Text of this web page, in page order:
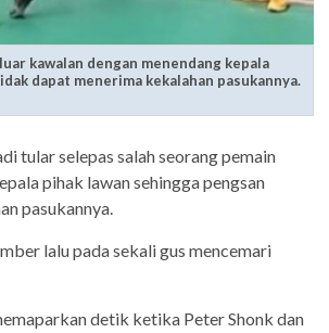
kawalan dengan menendang kepala
dapat menerima kekalahan pasukannya.
tular selepas salah seorang pemain
pihak lawan sehingga pengsan
pasukannya.
lalu pada sekali gus mencemari
detik ketika Peter Shonk dan